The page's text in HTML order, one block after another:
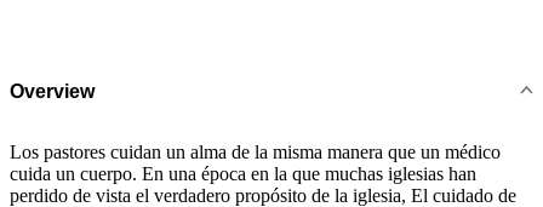
Overview
Los pastores cuidan un alma de la misma manera que un médico
cuida un cuerpo. En una época en la que muchas iglesias han
perdido de vista el verdadero propósito de la iglesia, El cuidado de